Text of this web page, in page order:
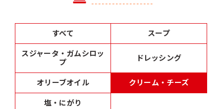
すべて
スープ
スジャータ・ガムシロッ
プ
ドレッシング
オリーブオイル
クリーム・チーズ
塩・にがり